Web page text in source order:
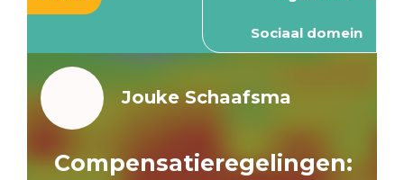
Sociaal domein
Jouke Schaafsma
Compensatieregelingen: